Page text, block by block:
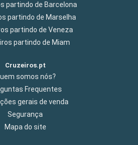
partindo de Barcelona
partindo de Marselha
partindo de Veneza
partindo de Miam
Cruzeiros.pt
somos nós?
Frequentes
gerais de venda
Segurança
Mapa do site